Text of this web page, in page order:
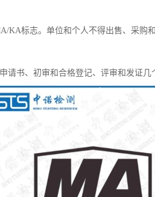
KA标志。单位和个人不得出售、采购
请书、初审和合格登记、评审和发证几